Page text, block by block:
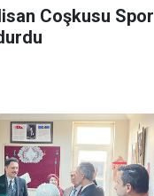
Coşkusu Spor